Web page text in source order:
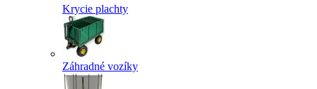
Krycie plachty
Záhradné vozíky